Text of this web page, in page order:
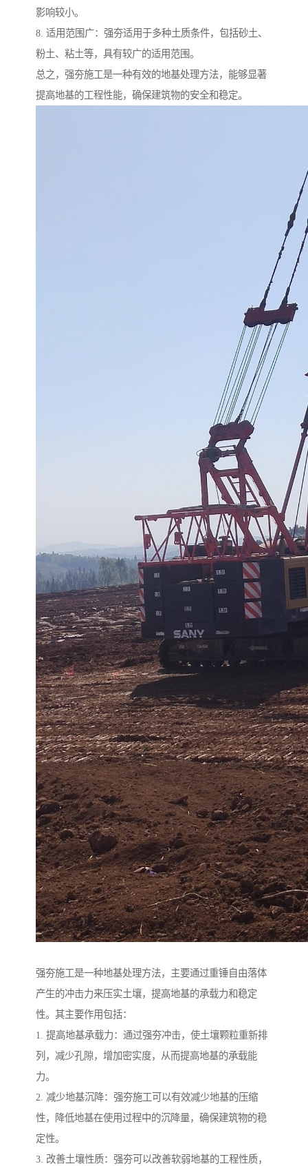
影响较小。
8. 适用范围广：强夯适用于多种土质条件，包括砂土、
粉土、粘土等，具有较广的适用范围。
总之，强夯施工是一种有效的地基处理方法，能够显著
提高地基的工程性能，确保建筑物的安全和稳定。
强夯施工是一种地基处理方法，主要通过重锤自由落体
产生的冲击力来压实土壤，提高地基的承载力和稳定
性。其主要作用包括：
1. 提高地基承载力：通过强夯冲击，使土壤颗粒重新排
列，减少孔隙，增加密实度，从而提高地基的承载能
力。
2. 减少地基沉降：强夯施工可以有效减少地基的压缩
性，降低地基在使用过程中的沉降量，确保建筑物的稳
定性。
3. 改善土壤性质：强夯可以改善软弱地基的工程性质，